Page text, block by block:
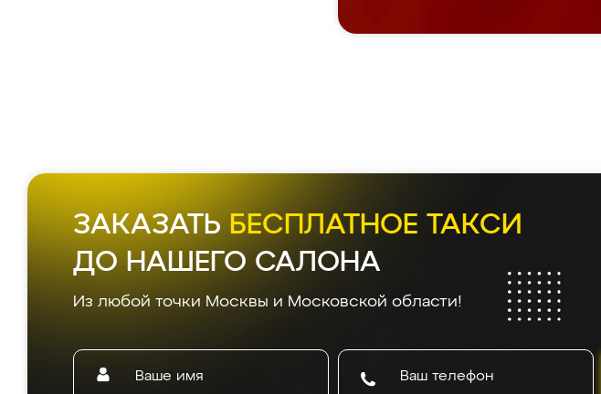
ЗАКАЗАТЬ БЕСПЛАТНОЕ ТАКСИ
ДО НАШЕГО САЛОНА
Из любой точки Москвы и Московской области!